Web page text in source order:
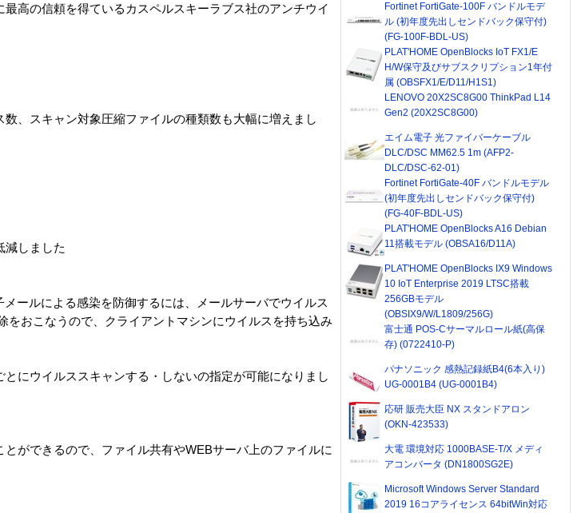
高の信頼を得ているカスペルスキーラブス社のアンチウイ
、スキャン対象圧縮ファイルの種類数も大幅に増えまし
減しました
ールによる感染を防御するには、メールサーバでウイルス
おこなうので、クライアントマシンにウイルスを持ち込み
にウイルススキャンする・しないの指定が可能になりまし
ができるので、ファイル共有やWEBサーバ上のファイルに
Fortinet FortiGate-100F バンドルモデ
ル (初年度先出しセンドバック保守付)
(FG-100F-BDL-US)
PLAT'HOME OpenBlocks IoT FX1/E
H/W保守及びサブスクリプション1年付
属 (OBSFX1/E/D11/H1S1)
LENOVO 20X2SC8G00 ThinkPad L14
Gen2 (20X2SC8G00)
エイム電子 光ファイバーケーブル
DLC/DSC MM62.5 1m (AFP2-
DLC/DSC-62-01)
Fortinet FortiGate-40F バンドルモデル
(初年度先出しセンドバック保守付)
(FG-40F-BDL-US)
PLAT'HOME OpenBlocks A16 Debian
11搭載モデル (OBSA16/D11A)
PLAT'HOME OpenBlocks IX9 Windows
10 IoT Enterprise 2019 LTSC搭載
256GBモデル
(OBSIX9/W/L1809/256G)
富士通 POS-Cサーマルロール紙(高保
存) (0722410-P)
パナソニック 感熱記録紙B4(6本入り)
UG-0001B4 (UG-0001B4)
応研 販売大臣 NX スタンドアロン
(OKN-423533)
大電 環境対応 1000BASE-T/X メディ
アコンバータ (DN1800SG2E)
Microsoft Windows Server Standard
2019 16コアライセンス 64bitWin対応